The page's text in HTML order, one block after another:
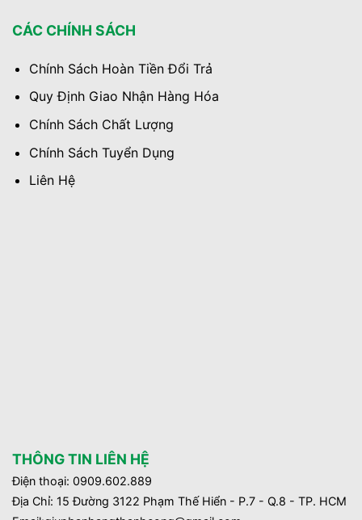
CÁC CHÍNH SÁCH
Chính Sách Hoàn Tiền Đổi Trả
Quy Định Giao Nhận Hàng Hóa
Chính Sách Chất Lượng
Chính Sách Tuyển Dụng
Liên Hệ
THÔNG TIN LIÊN HỆ
Điện thoại: 0909.602.889
Địa Chỉ: 15 Đường 3122 Phạm Thế Hiển - P.7 - Q.8 - TP. HCM